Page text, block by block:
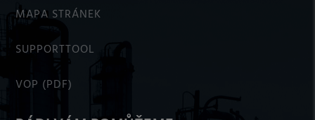
MAPA STRÁNEK
SUPPORTTOOL
VOP (PDF)